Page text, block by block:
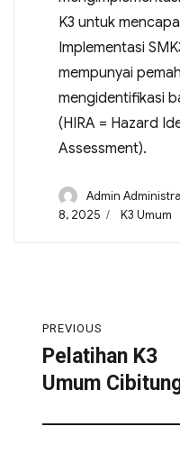
K3 untuk
Implementasi
mempunyai
mengidentifikasi
(HIRA = Hazard
Assessment).
Admin
8, 2025
K3 Umum
PREVIOUS
Pelatihan K3
Umum